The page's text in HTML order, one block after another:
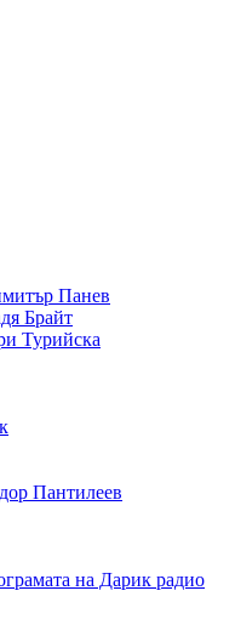
Панев
Брайт
Турийска
Пантилеев
на Дарик радио